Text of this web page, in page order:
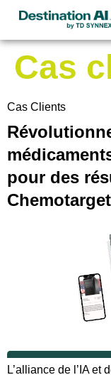
Type
Cas
Cas Clients
pour des
L’alliance de l’IA